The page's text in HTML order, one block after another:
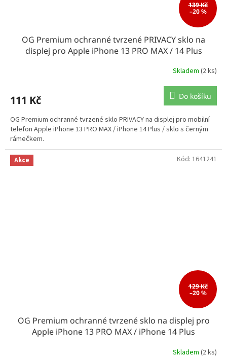
139 Kč
–20 %
OG Premium ochranné tvrzené PRIVACY sklo na
displej pro Apple iPhone 13 PRO MAX / 14 Plus
Skladem (2 ks)
111 Kč Do košíku
OG Premium ochranné tvrzené sklo PRIVACY na displej pro mobilní
telefon Apple iPhone 13 PRO MAX / iPhone 14 Plus / sklo s černým
rámečkem.
Akce
129 Kč
–20 %
OG Premium ochranné tvrzené sklo na displej pro
Apple iPhone 13 PRO MAX / iPhone 14 Plus
Skladem (2 ks)
Kód: 1641241